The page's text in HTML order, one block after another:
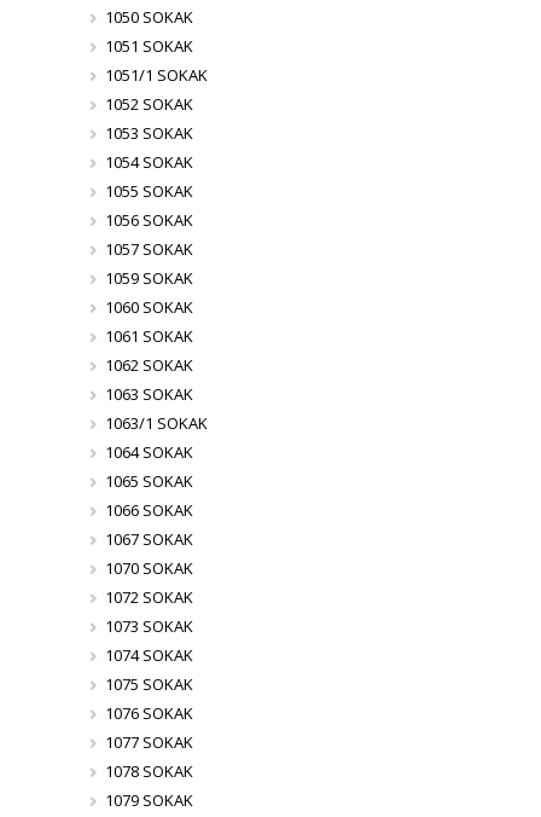
1050 SOKAK
1051 SOKAK
1051/1 SOKAK
1052 SOKAK
1053 SOKAK
1054 SOKAK
1055 SOKAK
1056 SOKAK
1057 SOKAK
1059 SOKAK
1060 SOKAK
1061 SOKAK
1062 SOKAK
1063 SOKAK
1063/1 SOKAK
1064 SOKAK
1065 SOKAK
1066 SOKAK
1067 SOKAK
1070 SOKAK
1072 SOKAK
1073 SOKAK
1074 SOKAK
1075 SOKAK
1076 SOKAK
1077 SOKAK
1078 SOKAK
1079 SOKAK